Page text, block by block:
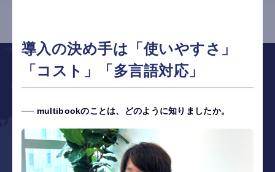
導入の決め手は「使いやすさ」
「コスト」「多言語対応」
multibookのことは、どのように知りましたか。
世界をひとつに
サービス資料ダウンロード
見積もり依頼 /お問い合わせはこちら